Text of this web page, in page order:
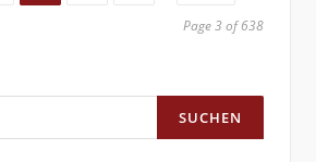
Page 3 of 638